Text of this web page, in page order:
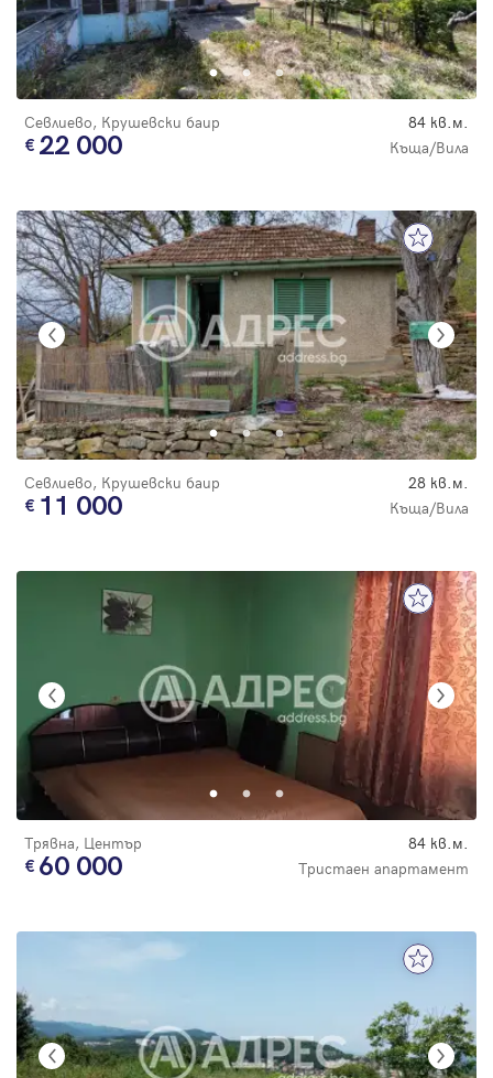
Севлиево, Крушевски баир 84 кв.м.
22 000 Къща/Вила
Севлиево, Крушевски баир 28 кв.м.
11 000 Къща/Вила
Трявна, Център 84 кв.м.
60 000 Тристаен апартамент